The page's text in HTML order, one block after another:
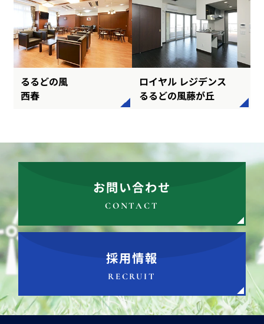
るるどの風
西春
ロイヤル レジデンス
るるどの風藤が丘
お問い合わせ
CONTACT
採用情報
RECRUIT